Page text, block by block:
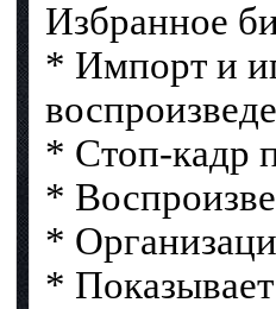
Избранное
* Импорт и
* Стоп-кадр
*
*
*